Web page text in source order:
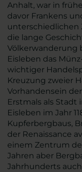
Anhalt, war in
davor Frankens
unterschiedlichen
die lange
Völkerwanderung
Eisleben das
wichtiger
Kreuzung zweier
Vorhandensein
Erstmals als
Eisleben im Jahr
Kupferbergbaus,
der Renaissance
einem Zentrum
Jahren aber
Jahrhunderts